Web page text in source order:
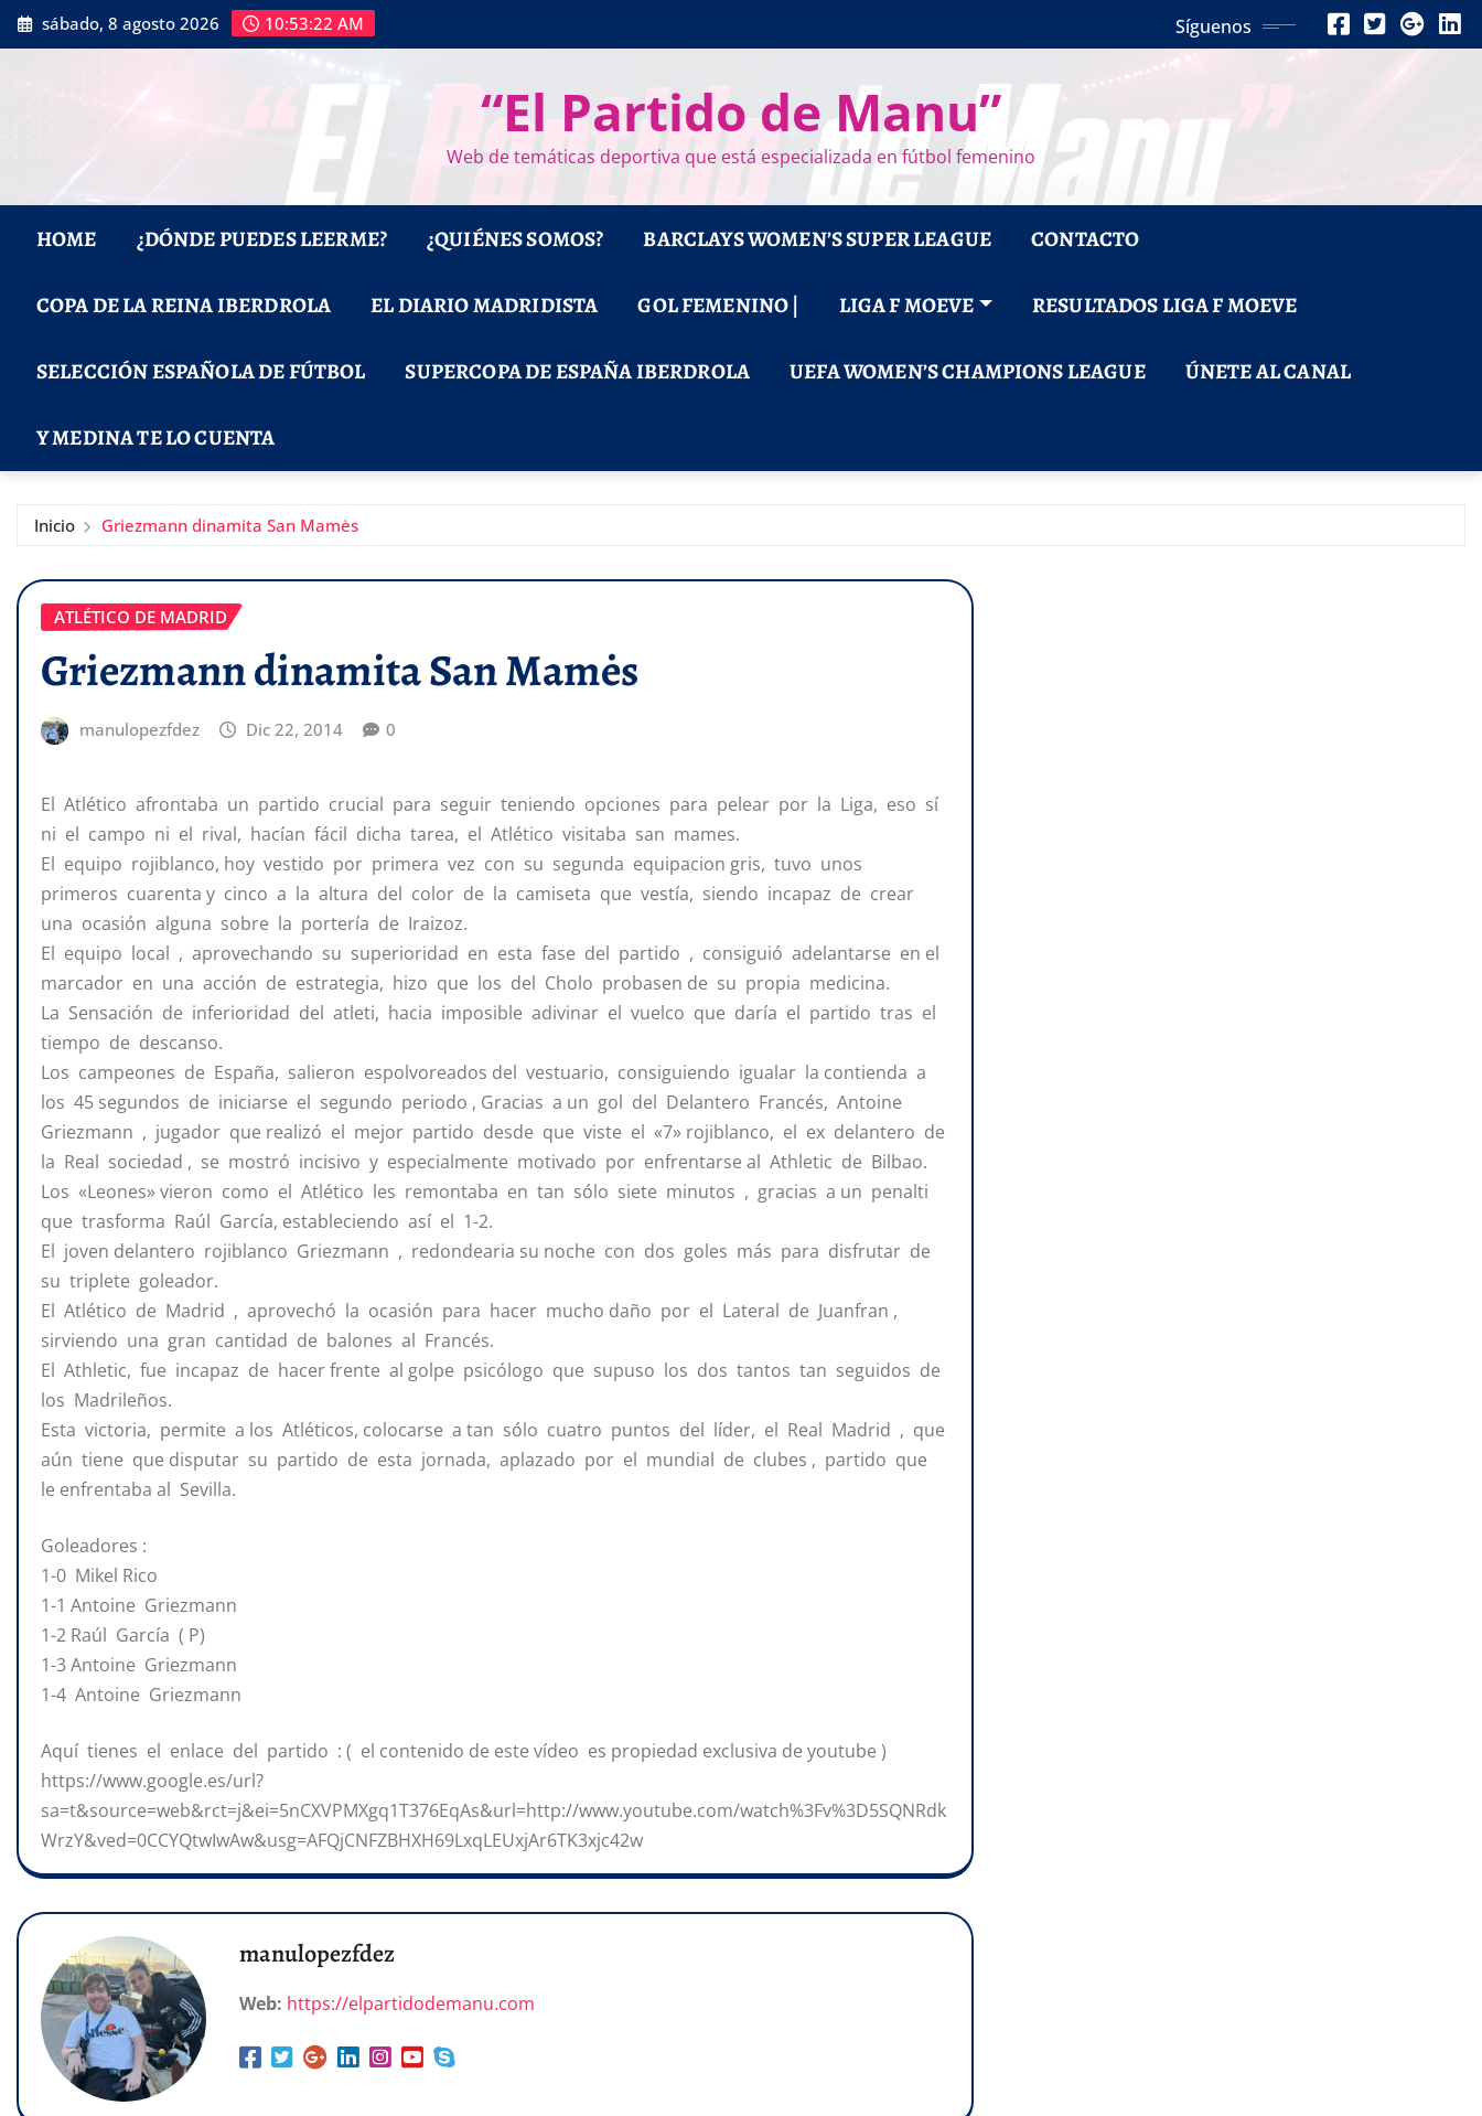
Saltar
al
sábado, 8 agosto 2026 10:53:23 AM Síguenos
“El Partido de Manu”
Web de temáticas deportiva que está especializada en fútbol femenino
HOME ¿DÓNDE PUEDES LEERME? ¿QUIÉNES SOMOS? BARCLAYS WOMEN’S SUPER LEAGUE CONTACTO
COPA DE LA REINA IBERDROLA EL DIARIO MADRIDISTA GOL FEMENINO | LIGA F MOEVE RESULTADOS LIGA F MOEVE
SELECCIÓN ESPAÑOLA DE FÚTBOL SUPERCOPA DE ESPAÑA IBERDROLA UEFA WOMEN’S CHAMPIONS LEAGUE ÚNETE AL CANAL
Y MEDINA TE LO CUENTA
Inicio Griezmann dinamita San Mamės
ATLÉTICO DE MADRID
Griezmann dinamita San Mamės
manulopezfdez Dic 22, 2014 0
El Atlético afrontaba un partido crucial para seguir teniendo opciones para pelear por la Liga, eso sí
ni el campo ni el rival, hacían fácil dicha tarea, el Atlético visitaba san mames.
El equipo rojiblanco, hoy vestido por primera vez con su segunda equipacion gris, tuvo unos
primeros cuarenta y cinco a la altura del color de la camiseta que vestía, siendo incapaz de crear
una ocasión alguna sobre la portería de Iraizoz.
El equipo local , aprovechando su superioridad en esta fase del partido , consiguió adelantarse en el
marcador en una acción de estrategia, hizo que los del Cholo probasen de su propia medicina.
La Sensación de inferioridad del atleti, hacia imposible adivinar el vuelco que daría el partido tras el
tiempo de descanso.
Los campeones de España, salieron espolvoreados del vestuario, consiguiendo igualar la contienda a
los 45 segundos de iniciarse el segundo periodo , Gracias a un gol del Delantero Francés, Antoine
Griezmann , jugador que realizó el mejor partido desde que viste el «7» rojiblanco, el ex delantero de
la Real sociedad , se mostró incisivo y especialmente motivado por enfrentarse al Athletic de Bilbao.
Los «Leones» vieron como el Atlético les remontaba en tan sólo siete minutos , gracias a un penalti
que trasforma Raúl García, estableciendo así el 1-2.
El joven delantero rojiblanco Griezmann , redondearia su noche con dos goles más para disfrutar de
su triplete goleador.
El Atlético de Madrid , aprovechó la ocasión para hacer mucho daño por el Lateral de Juanfran ,
sirviendo una gran cantidad de balones al Francés.
El Athletic, fue incapaz de hacer frente al golpe psicólogo que supuso los dos tantos tan seguidos de
los Madrileños.
Esta victoria, permite a los Atléticos, colocarse a tan sólo cuatro puntos del líder, el Real Madrid , que
aún tiene que disputar su partido de esta jornada, aplazado por el mundial de clubes , partido que
le enfrentaba al Sevilla.
Goleadores :
1-0 Mikel Rico
1-1 Antoine Griezmann
1-2 Raúl García ( P)
1-3 Antoine Griezmann
1-4 Antoine Griezmann
Aquí tienes el enlace del partido : ( el contenido de este vídeo es propiedad exclusiva de youtube )
https://www.google.es/url?
sa=t&source=web&rct=j&ei=5nCXVPMXgq1T376EqAs&url=http://www.youtube.com/watch%3Fv%3D5SQNRdk
WrzY&ved=0CCYQtwIwAw&usg=AFQjCNFZBHXH69LxqLEUxjAr6TK3xjc42w
manulopezfdez
Web: https://elpartidodemanu.com